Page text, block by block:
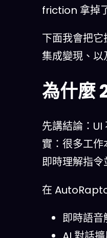
friction 拿掉
下面我會把
集成變現、
為什麼
先講結論：UI
實：很多工
即時理解指
在
即時語音